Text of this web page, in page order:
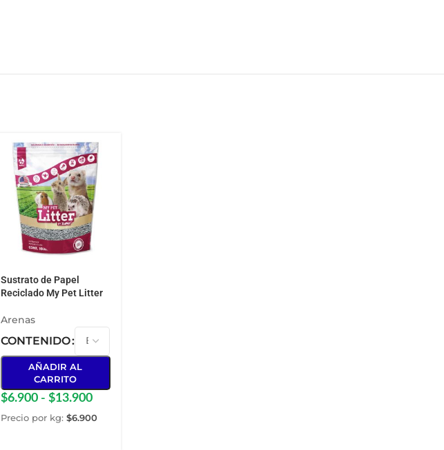
Sustrato de Papel
Reciclado My Pet Litter
Arenas
CONTENIDO
AÑADIR AL
CARRITO
$6.900 - $13.900
Precio por kg: $6.900